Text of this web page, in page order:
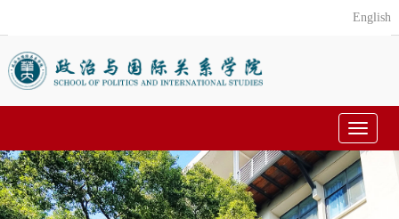
English
Toggle